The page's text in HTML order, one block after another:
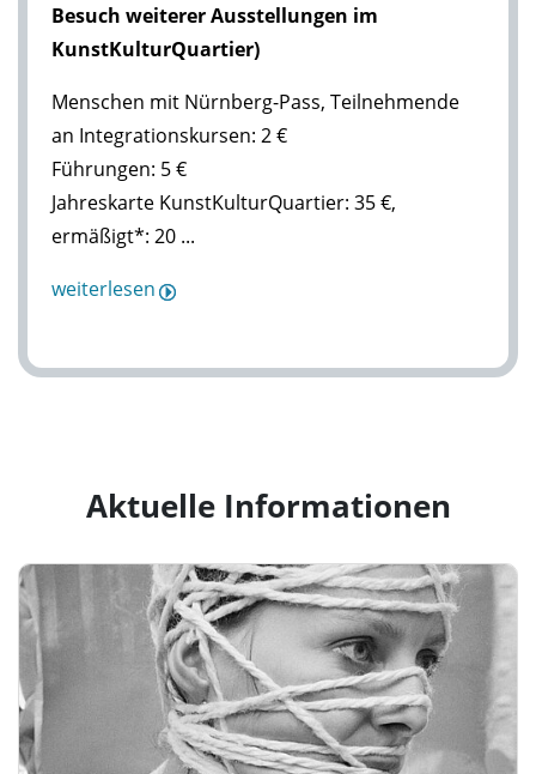
Besuch weiterer Ausstellungen im
KunstKulturQuartier)
Menschen mit Nürnberg-Pass, Teilnehmende
an Integrationskursen: 2 €
Führungen: 5 €
Jahreskarte KunstKulturQuartier: 35 €,
ermäßigt*: 20 ...
weiterlesen
Aktuelle Informationen